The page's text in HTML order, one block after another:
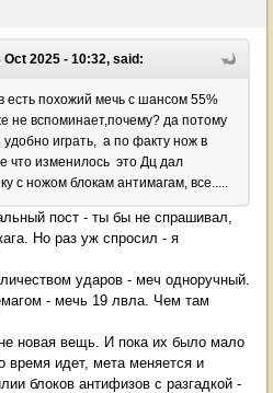
2025 - 10:32, said:
есть похожий мечь с шансом 55%
не вспоминает,почему? да потому
играть, а по факту нож в
что изменилось это Дц дал
с ножом блокам антимагам, все.....
пост - ты бы не спрашивал,
Но раз уж спросил - я
ударов - меч одноручный.
- мечь 19 лвла. Чем там
новая вещь. И пока их было мало
время идет, мета меняется и
блоков антифизов с разгадкой -